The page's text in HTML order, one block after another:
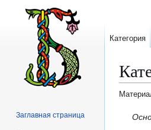
Перейти
Перейти
Категория
Заглавная страница